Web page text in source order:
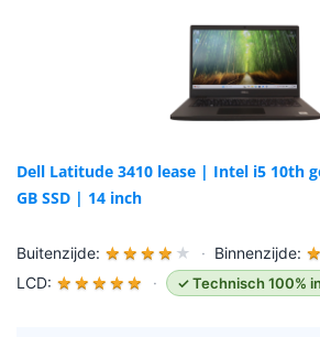
Dell Latitude 3410 lease | Intel i5 10th
GB SSD | 14 inch
Buitenzijde: ★ ★ ★ ★ ★ · Binnenzijde: ★
LCD: ★ ★ ★ ★ ★ · ✓ Technisch 100%